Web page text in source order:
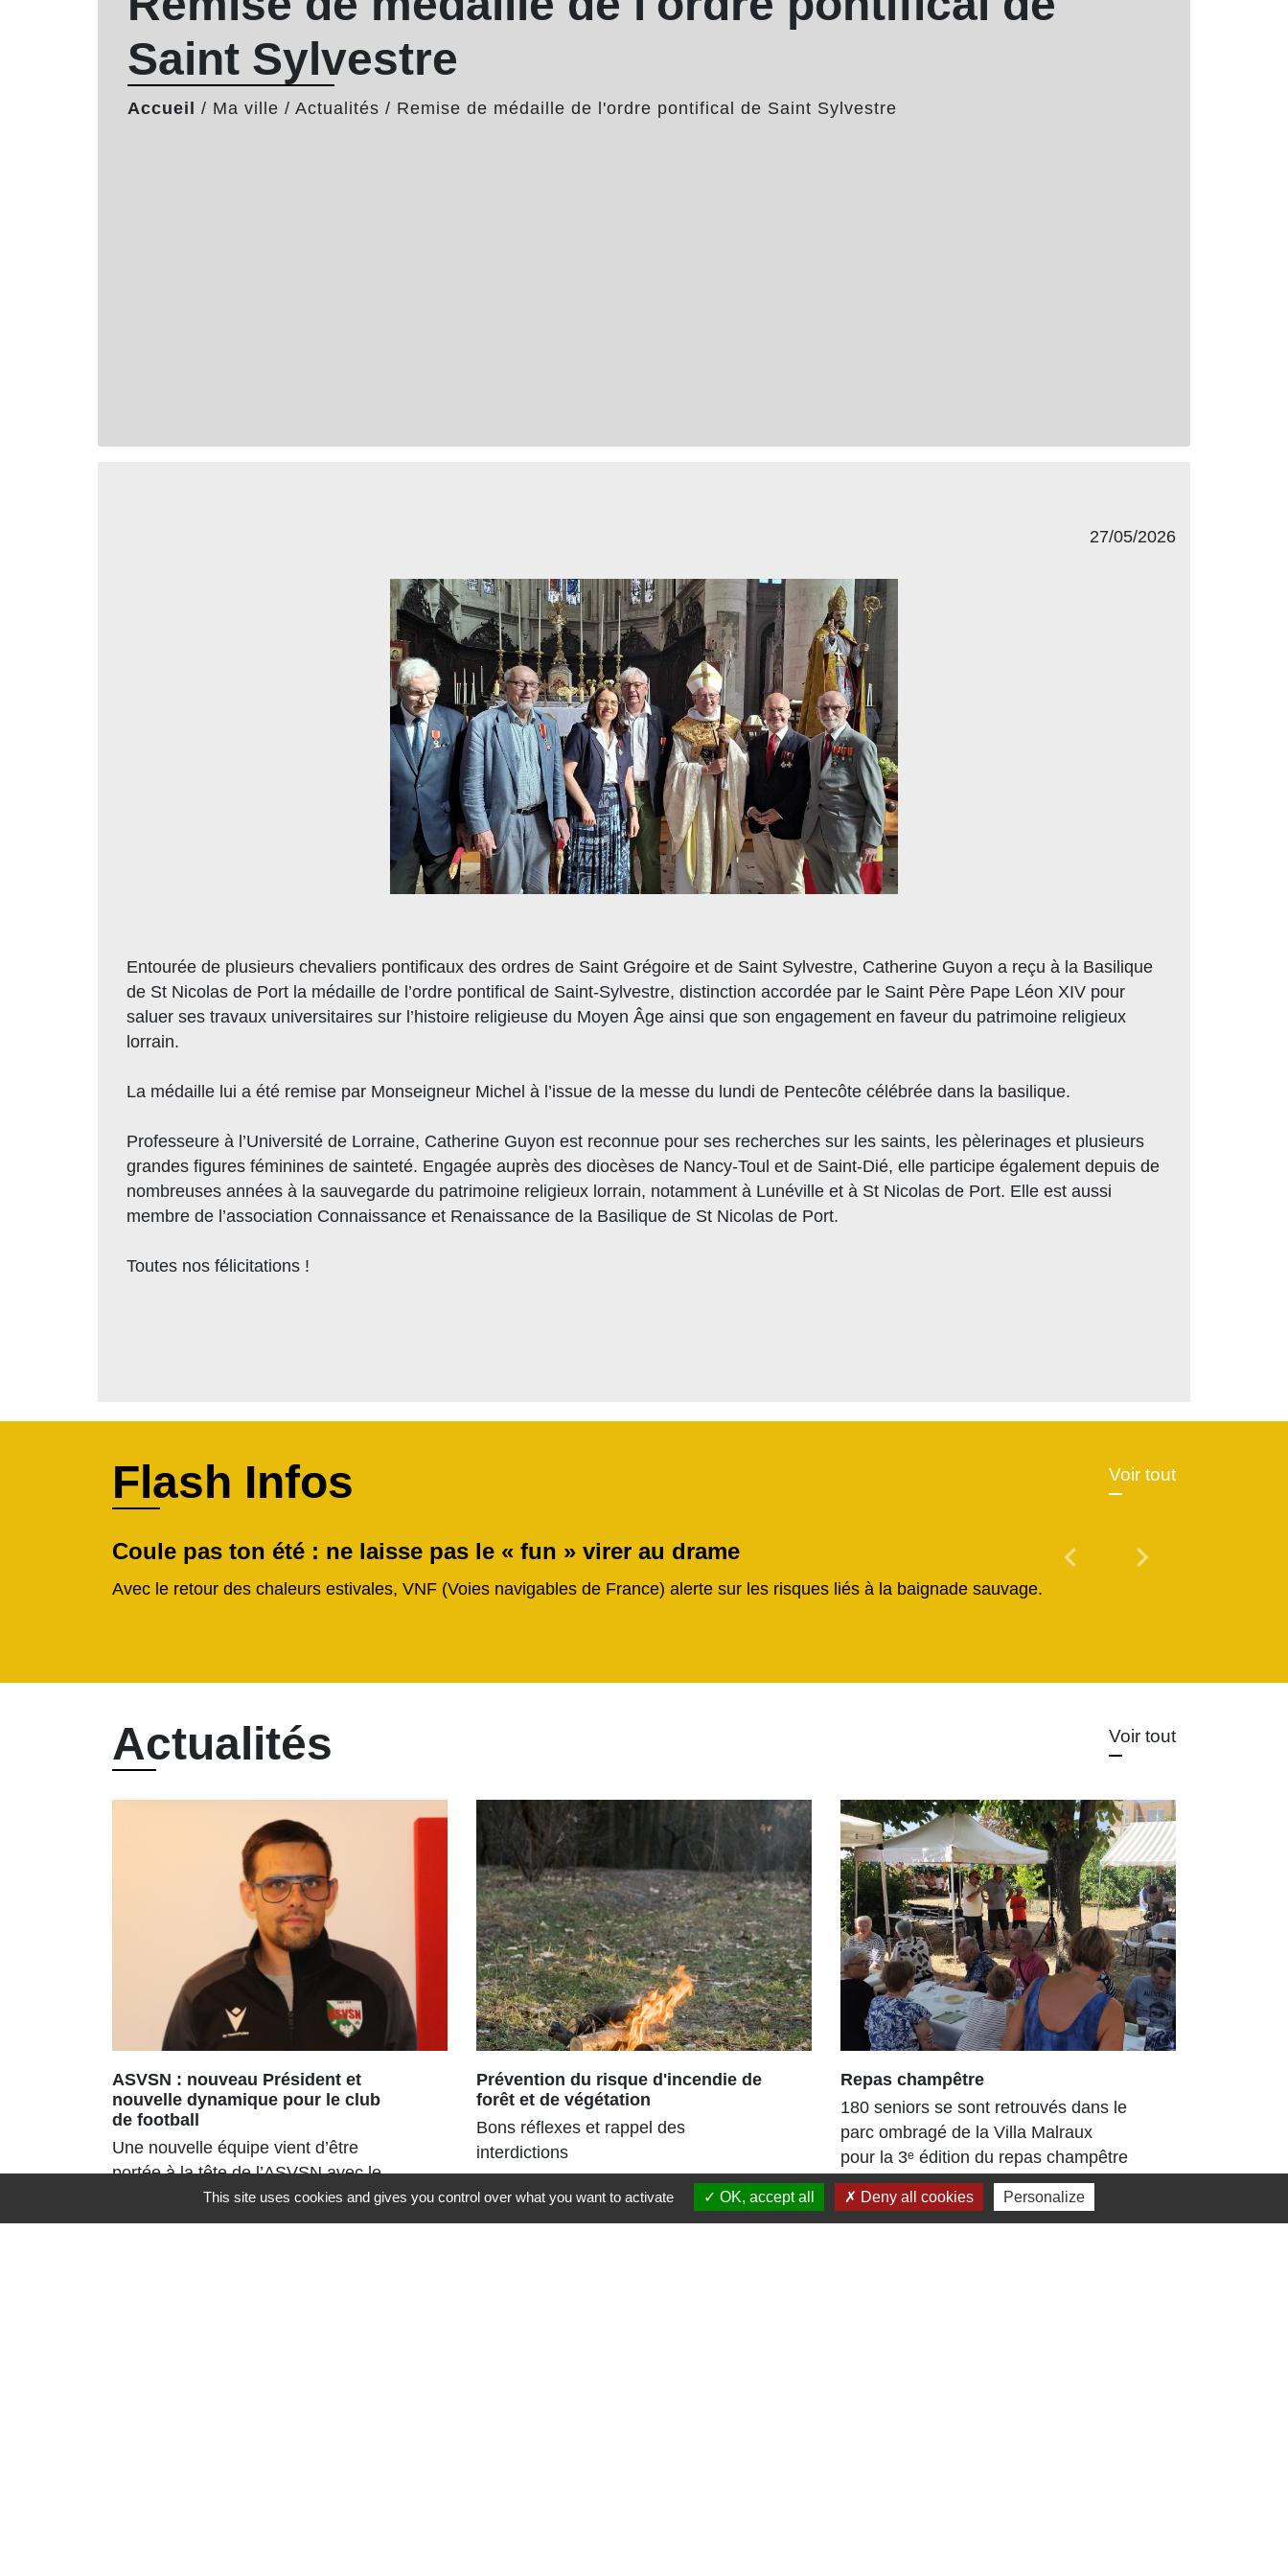
Saint Sylvestre
Accueil / Ma ville / Actualités / Remise de médaille de l'ordre pontifical de Saint Sylvestre
27/05/2026
Entourée de plusieurs chevaliers pontificaux des ordres de Saint Grégoire et de Saint Sylvestre, Catherine Guyon a reçu à la Basilique
de St Nicolas de Port la médaille de l’ordre pontifical de Saint-Sylvestre, distinction accordée par le Saint Père Pape Léon XIV pour
saluer ses travaux universitaires sur l’histoire religieuse du Moyen Âge ainsi que son engagement en faveur du patrimoine religieux
lorrain.
La médaille lui a été remise par Monseigneur Michel à l’issue de la messe du lundi de Pentecôte célébrée dans la basilique.
Professeure à l’Université de Lorraine, Catherine Guyon est reconnue pour ses recherches sur les saints, les pèlerinages et plusieurs
grandes figures féminines de sainteté. Engagée auprès des diocèses de Nancy-Toul et de Saint-Dié, elle participe également depuis de
nombreuses années à la sauvegarde du patrimoine religieux lorrain, notamment à Lunéville et à St Nicolas de Port. Elle est aussi
membre de l’association Connaissance et Renaissance de la Basilique de St Nicolas de Port.
Toutes nos félicitations !
Flash Infos Voir tout
Coule pas ton été : ne laisse pas le « fun » virer au drame
Avec le retour des chaleurs estivales, VNF (Voies navigables de France) alerte sur les risques liés à la baignade sauvage.
chevron_left Previous
chevron_right
Actualités Voir tout
ASVSN : nouveau Président et
nouvelle dynamique pour le club
de football
Une nouvelle équipe vient d’être
portée à la tête de l’ASVSN avec le
renouvellement du bureau à 95%.
Prévention du risque d'incendie de
forêt et de végétation
Bons réflexes et rappel des
interdictions
Repas champêtre
180 seniors se sont retrouvés dans le
parc ombragé de la Villa Malraux
pour la 3ᵉ édition du repas champêtre
estival
Tout au
ont...
This site uses cookies and gives you control over what you want to activate OK, accept all Deny all cookies Personalize